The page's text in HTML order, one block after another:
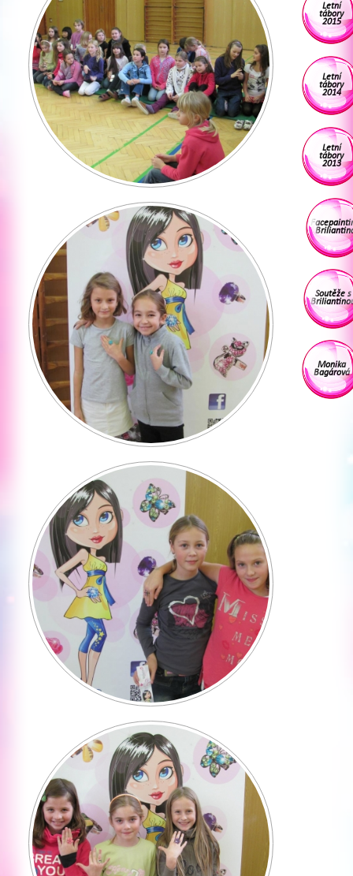
Letní
tábory
2015
Letní
tábory
2014
Letní
tábory
2013
Soutěže s
Monika
Bagárová